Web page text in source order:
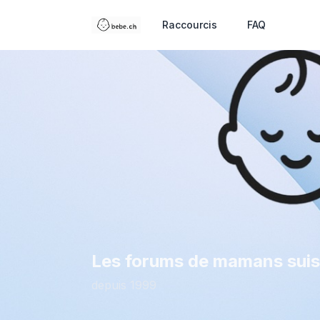
Raccourcis FAQ
Les forums de mamans